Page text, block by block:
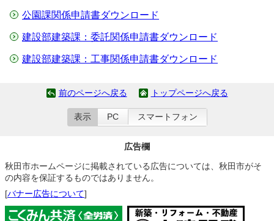
公園課関係申請書ダウンロード
建設部建築課：委託関係申請書ダウンロード
建設部建築課：工事関係申請書ダウンロード
前のページへ戻る トップページへ戻る
表示 PC スマートフォン
広告欄
秋田市ホームページに掲載されている広告については、秋田市がそ
の内容を保証するものではありません。
[バナー広告について]